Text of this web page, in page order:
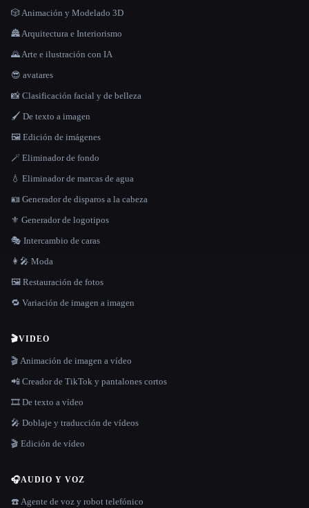
🎲 Animación y Modelado 3D
🏯 Arquitectura e Interiorismo
🌄 Arte e ilustración con IA
😎 avatares
📸 Clasificación facial y de belleza
🖌️ De texto a imagen
🖼️ Edición de imágenes
🪄 Eliminador de fondo
💧 Eliminador de marcas de agua
🪪 Generador de disparos a la cabeza
⚜️ Generador de logotipos
🎭 Intercambio de caras
👩‍🎤 Moda
🖼️ Restauración de fotos
🔁 Variación de imagen a imagen
🎬VIDEO
🎬 Animación de imagen a vídeo
📲 Creador de TikTok y pantalones cortos
🎞️ De texto a vídeo
🎤 Doblaje y traducción de vídeos
🎬 Edición de vídeo
🎧AUDIO Y VOZ
☎️ Agente de voz y robot telefónico